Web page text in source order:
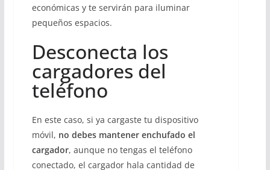
económicas y te servirán para iluminar
pequeños espacios.
Desconecta los
cargadores del
teléfono
En este caso, si ya cargaste tu dispositivo
móvil, no debes mantener enchufado el
cargador, aunque no tengas el teléfono
conectado, el cargador hala cantidad de